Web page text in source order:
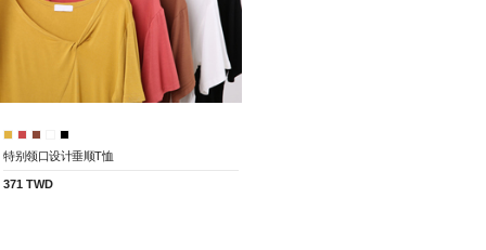
特别领口设计垂顺T恤
371 TWD